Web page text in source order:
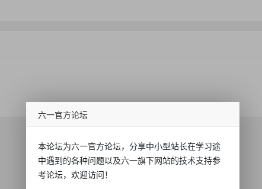
六一官方论坛
本论坛为六一官方论坛，分享中小型站长在学习途
中遇到的各种问题以及六一旗下网站的技术支持参
考论坛，欢迎访问！